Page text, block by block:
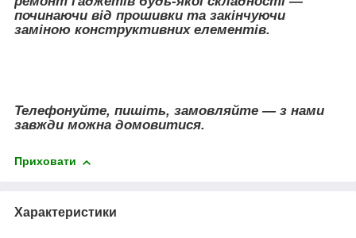
починаючи від прошивки та закінчуючи
заміною конструктивних елементів.
Телефонуйте, пишіть, замовляйте — з нами
завжди можна домовитися.
Приховати
Характеристики